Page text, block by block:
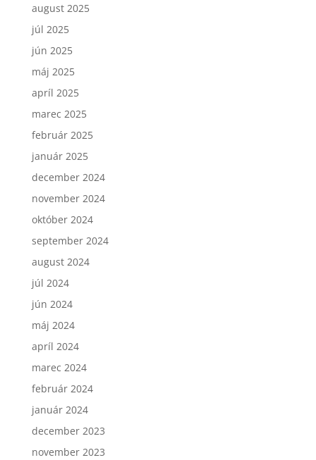
august 2025
júl 2025
jún 2025
máj 2025
apríl 2025
marec 2025
február 2025
január 2025
december 2024
november 2024
október 2024
september 2024
august 2024
júl 2024
jún 2024
máj 2024
apríl 2024
marec 2024
február 2024
január 2024
december 2023
november 2023